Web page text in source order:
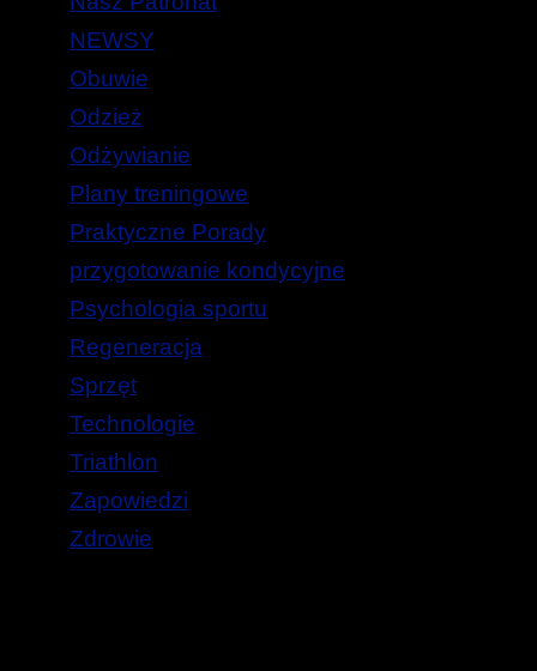
NEWSY
Obuwie
Odzież
Odżywianie
Plany treningowe
Praktyczne Porady
przygotowanie kondycyjne
Psychologia sportu
Regeneracja
Sprzęt
Technologie
Triathlon
Zapowiedzi
Zdrowie